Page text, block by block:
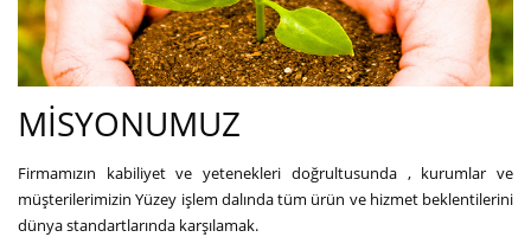
MİSYONUMUZ
Firmamızın kabiliyet ve yetenekleri doğrultusunda , kurumlar ve
müşterilerimizin Yüzey işlem dalında tüm ürün ve hizmet beklentilerini
dünya standartlarında karşılamak.